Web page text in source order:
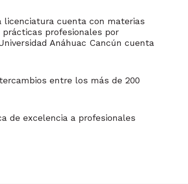
cuenta con materias
profesionales por
Anáhuac Cancún cuenta
entre los más de 200
de excelencia a profesionales